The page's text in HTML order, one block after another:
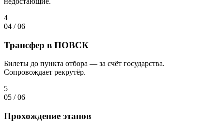
4
04 /06
Трансфер в ПОВСК
Билеты до пункта отбора — за счёт государства.
Сопровождает рекрутёр.
5
05 /06
Прохождение этапов